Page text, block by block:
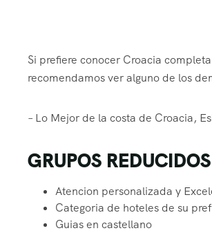
Si prefiere conocer Croacia
recomendamos ver alguno de los
– Lo Mejor de la costa de Croacia,
GRUPOS
Atencion personalizada y
Categoria de hoteles de su
Guias en castellano